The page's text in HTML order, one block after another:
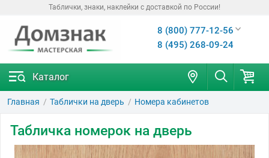
Таблички, знаки, наклейки с доставкой по России!
8 (800) 777-12-56
8 (495) 268-09-24
Каталог
Главная Таблички на дверь Номера кабинетов
Табличка номерок на дверь